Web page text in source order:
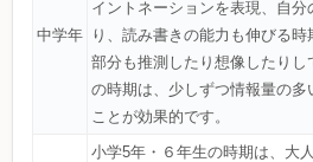
中学年
イントネーションを表現、自分
り、読み書きの能力も伸びる
部分も推測したり想像したり
の時期は、少しずつ情報量の
ことが効果的です。
小学5年・６年生の時期は、大